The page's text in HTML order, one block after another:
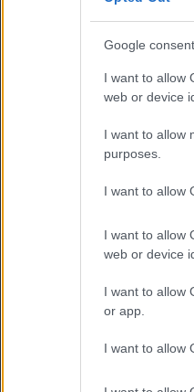
Google
I want to allow
web or device
I want to allow
purposes.
I want to allow
I want to allow
web or device
I want to allow
or app.
I want to allow